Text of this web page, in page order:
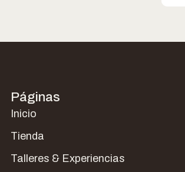
Páginas
Inicio
Tienda
Talleres & Experiencias